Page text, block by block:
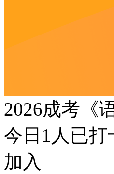
2026成考《
今日 1 人已打
加入